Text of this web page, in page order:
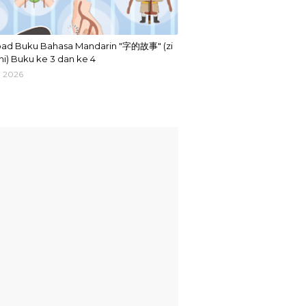
Buku Bahasa Mandarin "字的故事" (zi
Buku ke 3 dan ke 4
2026